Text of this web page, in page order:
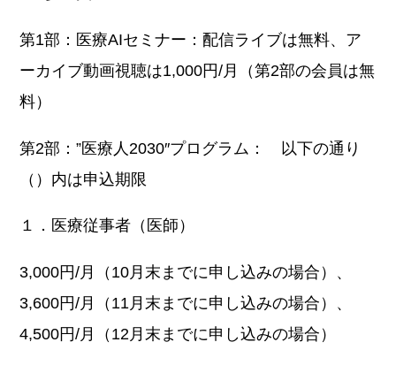
第1部：医療AIセミナー：配信ライブは無料、ア
ーカイブ動画視聴は1,000円/月（第2部の会員は無
料）
第2部：”医療人2030″プログラム： 以下の通り
（）内は申込期限
１．医療従事者（医師）
3,000円/月（10月末までに申し込みの場合）、
3,600円/月（11月末までに申し込みの場合）、
4,500円/月（12月末までに申し込みの場合）